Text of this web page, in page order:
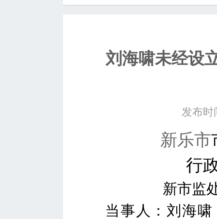
刘海啸未经设
发布时
新乐市
行
新市监
当事人：刘海啸